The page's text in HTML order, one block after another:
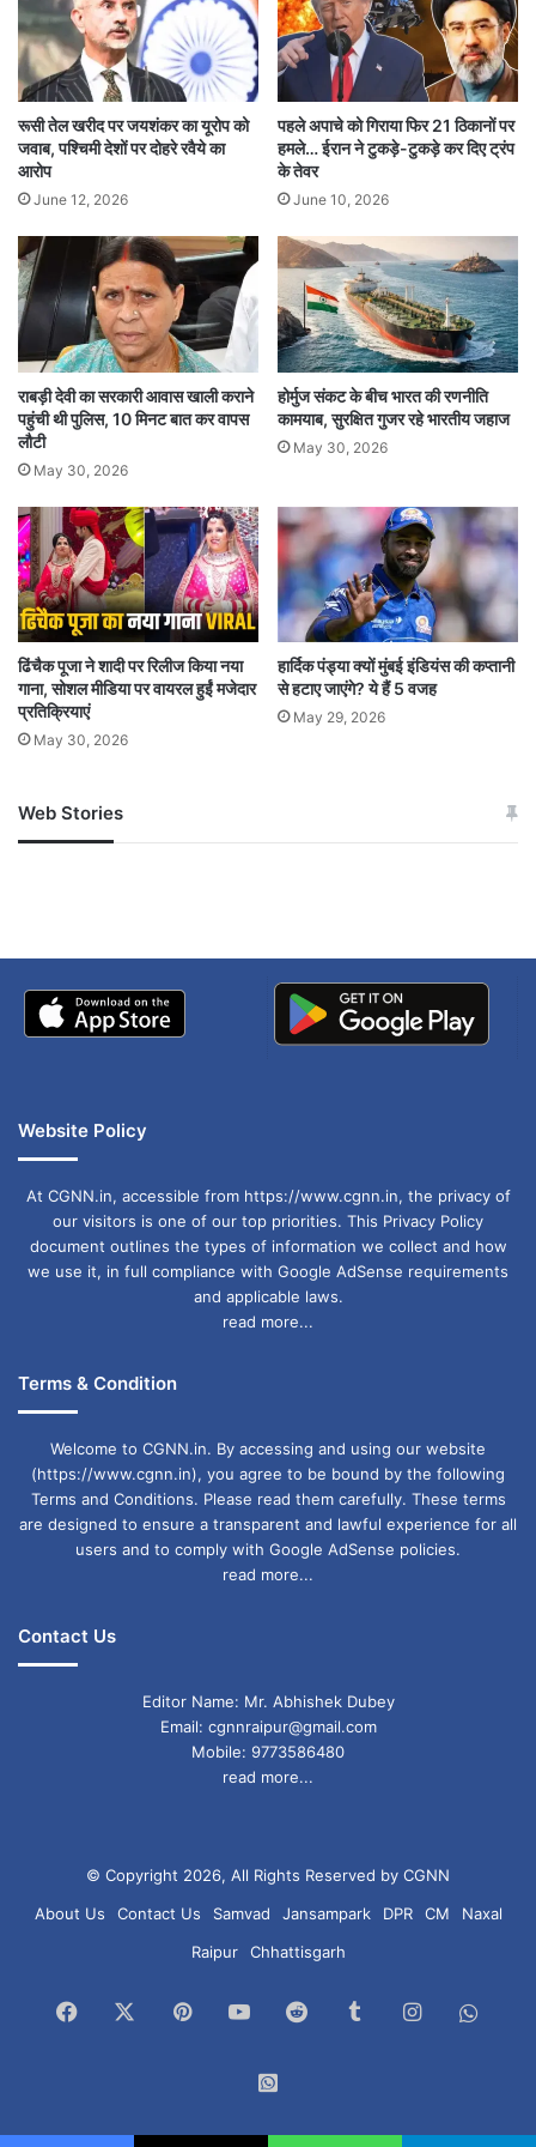
फुटेज को सुरक्षित रखने का आदेश भी दिया है, ताकि मामले
की आगे जांच की जा सके।
Court Bars Him from Attending Assembly
Proceedings
HighCourt
Shock for TVK MLA Who Won by One Vote
tamilnadu
रूसी तेल खरीद पर जयशंकर का यूरोप को
जवाब, पश्चिमी देशों पर दोहरे रवैये का
आरोप
June 12, 2026
पहले अपाचे को गिराया फिर 21 ठिकानों पर
हमले… ईरान ने टुकड़े-टुकड़े कर दिए ट्रंप
के तेवर
June 10, 2026
राबड़ी देवी का सरकारी आवास खाली कराने
पहुंची थी पुलिस, 10 मिनट बात कर वापस
लौटी
May 30, 2026
होर्मुज संकट के बीच भारत की रणनीति
कामयाब, सुरक्षित गुजर रहे भारतीय जहाज
May 30, 2026
ढिंचैक पूजा ने शादी पर रिलीज किया नया
गाना, सोशल मीडिया पर वायरल हुईं मजेदार
प्रतिक्रियाएं
May 30, 2026
हार्दिक पंड्या क्यों मुंबई इंडियंस की कप्तानी
से हटाए जाएंगे? ये हैं 5 वजह
May 29, 2026
Web Stories
जम्मू-कश्मीर में बारिश से
अपडेट
खाई में धक्का… आरोपियों ने
Website Policy
At CGNN.in, accessible from https://www.cgnn.in, the privacy of
our visitors is one of our top priorities. This Privacy Policy
document outlines the types of information we collect and how
we use it, in full compliance with Google AdSense requirements
and applicable laws.
read more...
Terms & Condition
Welcome to CGNN.in. By accessing and using our website
(https://www.cgnn.in), you agree to be bound by the following
Terms and Conditions. Please read them carefully. These terms
are designed to ensure a transparent and lawful experience for all
users and to comply with Google AdSense policies.
read more...
Contact Us
Editor Name: Mr. Abhishek Dubey
Email: cgnnraipur@gmail.com
Mobile: 9773586480
read more...
© Copyright 2026, All Rights Reserved by CGNN
About Us
Contact Us Samvad Jansampark DPR CM
Naxal
Raipur
Chhattisgarh
Facebook PinterestYouTubeReddit TumblrInstagram
Group